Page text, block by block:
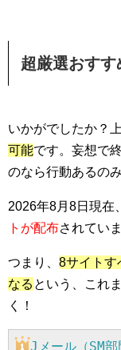
超厳選おすす
いかがでしたか？
可能です。妄想で
のなら行動あるの
2026年8月8日現在、
トが配布されていま
つまり、 8サイトす
なる という、これ
く！
Jメール（SM部